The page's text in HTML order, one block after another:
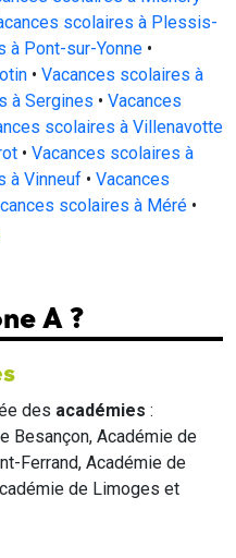
scolaires à Plessis-
à Pont-sur-Yonne •
• Vacances scolaires à
à Sergines • Vacances
scolaires à Villenavotte
• Vacances scolaires à
à Vinneuf • Vacances
scolaires à Méré •
A ?
des académies :
Besançon, Académie de
Ferrand, Académie de
de Limoges et